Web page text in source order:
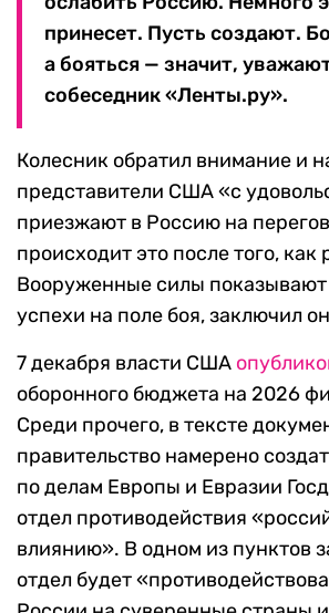
принесет. Пусть создают.
а бояться — значит,
собеседник «Ленты.ру».
Колесник обратил внимание и
представители США «с
приезжают в Россию на
происходит это после того, как
Вооруженные силы показывают
успехи на поле боя, заключил
7 декабря власти США
оборонного бюджета на 2026
Среди прочего, в тексте
правительство намерено
по делам Европы и Евразии
отдел противодействия
влиянию». В одном из пунктов
отдел будет